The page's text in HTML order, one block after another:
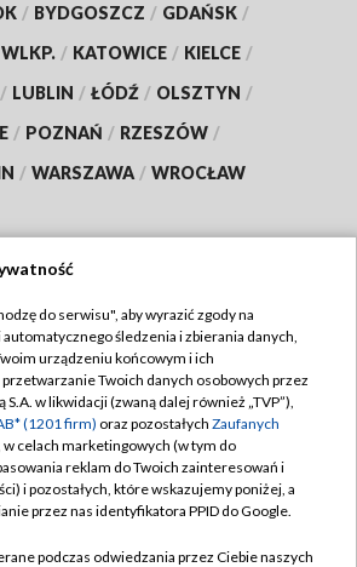
/ BYDGOSZCZ / GDAŃSK /
/ KATOWICE / KIELCE /
/ LUBLIN / ŁÓDŹ / OLSZTYN /
/ POZNAŃ / RZESZÓW /
/ WARSZAWA / WROCŁAW
TVP
TVP
Cyfrowa
Regulamin TVP
Polityka prywatności
Moje zgody
Pomoc
do serwisu", aby wyrazić zgody na
śledzenia i zbierania danych,
urządzeniu końcowym i ich
Twoich danych osobowych przez
S.A. w likwidacji (zwaną dalej również „TVP”),
(1201 firm) oraz pozostałych Zaufanych
w celach marketingowych (w tym do
reklam do Twoich zainteresowań i
i pozostałych, które wskazujemy poniżej, a
przez nas identyfikatora PPID do Google.
podczas odwiedzania przez Ciebie naszych